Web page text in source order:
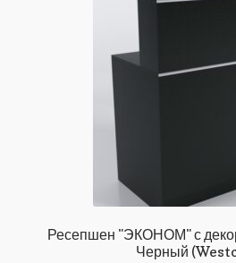
Ресепшен "ЭКОНОМ" с
Черный